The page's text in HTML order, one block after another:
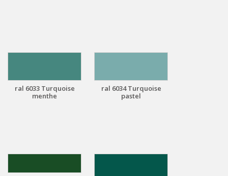
ral 6033 Turquoise
menthe
ral 6034 Turquoise
pastel